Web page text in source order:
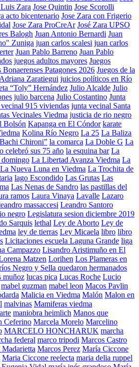
Zara Jose Quintin Jose Scorolli
acto bicentenario Jose Zara con Frigerio
Jose Zara ProCreAr José Zara UPSO
Balogh Juan Antonio Bernardi Juan
Zuniga juan carlos scalesi juan carlos
Juan Pablo Barreno Juan Pablo
juegos adultos mayores Juegos
Bonaerenses Patagones 2026 Juegos de la
Zaratiegui juicios políticos en Río
“Toly” Hernández Julio Alcalde Julio
julio barcena Julio Costantino Junta
915 viviendas junta vecinal Santa
Vecinales Viedma justicia de rio negro
Bolsón Kapanga en El Cóndor karate
Kolina Río Negro La 25 La Baliza
Chironi” la comarca La Doble G La
celebró sus 75 año la esquina bar La
domingo La Libertad Avanza Viedma La
La Nueva Luna en Viedma La Trochita de
lago Escondido Las Grutas Las
Las Nenas de Sandro las pastillas del
ramos Laura Vinaya Lavalle Lazaro
massaccesi Leandro Santoro
negro Legislatura sesion diciembre 2019
Sarquis lethal Ley de Aborto Ley de
ley de tierras Ley Micaela libro libro
Licitaciones escuela Laguna Grande liga
Campazzo Lisandro Aristimuño en El
Matzen Lorihen Los Plameras en
Negro y Sella quedaron hermanados
muñoz lucas pica Lucas Roche Lucio
mabel guzman mabel leon Macos Pavlin
Malicia en Viedma Malón Malon en
malvinas Mamiferas viedma
maniobra heimlich Manos que
Ceferino Marcela Morelo Marcelino
MARCELO HONCHARUK marcha
federal marco tripodi Marcos Castro
Marcos Perez María Ciccone
Maria Ciccone reelecta maria delia ruppel